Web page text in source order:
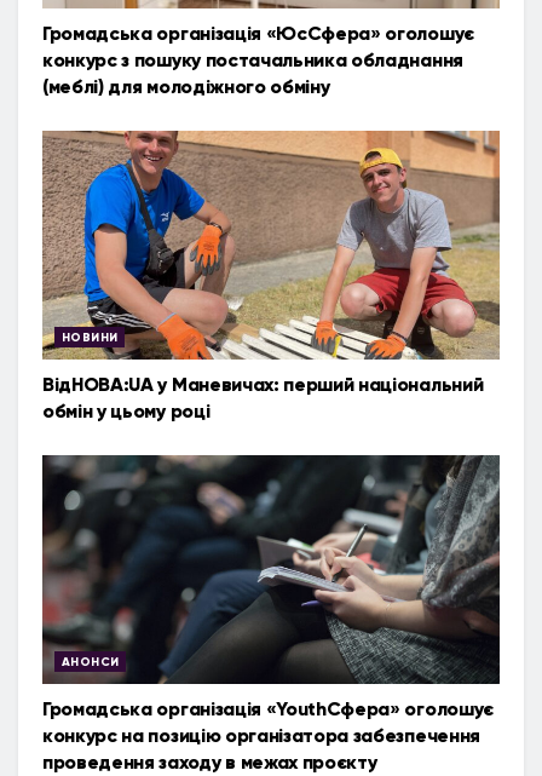
Громадська організація «ЮсСфера» оголошує
конкурс з пошуку постачальника обладнання
(меблі) для молодіжного обміну
НОВИНИ
ВідНОВА:UA у Маневичах: перший національний
обмін у цьому році
АНОНСИ
Громадська організація «YouthСфера» оголошує
конкурс на позицію організатора забезпечення
проведення заходу в межах проєкту